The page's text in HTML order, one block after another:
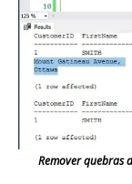
Remover quebras